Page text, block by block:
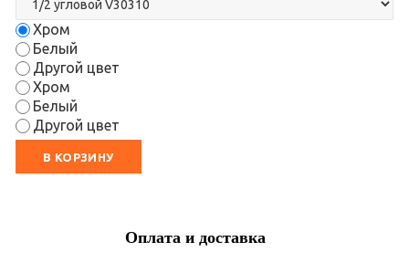
Хром
Белый
Другой цвет
Хром
Белый
Другой цвет
В КОРЗИНУ
Оплата и доставка